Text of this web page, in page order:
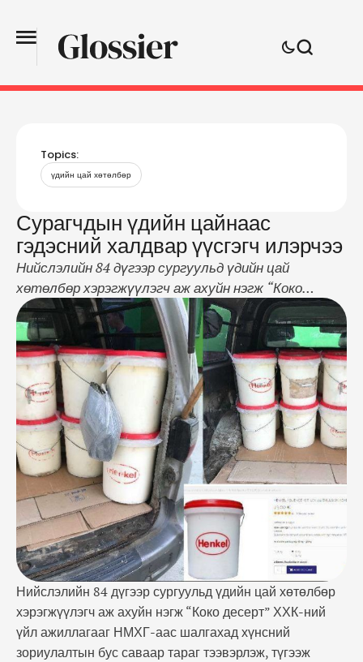
Topics:
үдийн цай хөтөлбөр
Сурагчдын үдийн цайнаас
гэдэсний халдвар үүсгэгч илэрчээ
Нийслэлийн 84 дүгээр сургуульд үдийн цай
хөтөлбөр хэрэгжүүлэгч аж ахуйн нэгж “Коко
десерт” ХХК-ний үйл ажиллагааг НМХГ-аас
шалгахад хүнсний зориулалтын бус саваар тараг
тээвэрлэж, түгээж байсан зөрчил илэрсэн.
Зөөвөрлөж ашиглаж байсан сав, таргийг
лабораторийн шинжилгээнд хамруулахад гэдэсний
халдвар үүсгэгч энтеробактер /enterobacter spp/
илэрчээ. Тус сургуулийг үдийн цайгаар хангагч
байгууллагын үдийн цайгаар хангах үйл
ажиллагааг түр …
Нийслэлийн 84 дүгээр сургуульд үдийн цай хөтөлбөр
хэрэгжүүлэгч аж ахуйн нэгж “Коко десерт” ХХК-ний
үйл ажиллагааг НМХГ-аас шалгахад хүнсний
зориулалтын бус саваар тараг тээвэрлэж, түгээж